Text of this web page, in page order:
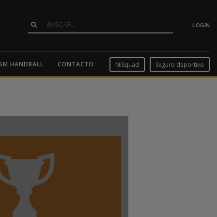
LOGIN
HANDBALL CONTACTO MiSquad Seguro deportivo